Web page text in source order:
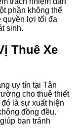
phần không thể
quyền lợi tối đa
sinh.
Thuê Xe
uy tín tại Tân
cho thuê thiết
là sự xuất hiện
đồng đều.
bạn tránh